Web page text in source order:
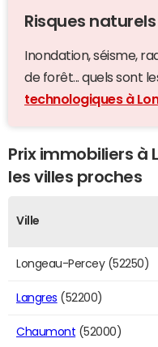
Risques naturels
Inondation, séisme,
de forêt... quels sont
technologiques à
Prix immobiliers à
les villes proches
Ville
Longeau-Percey (52250)
Langres (52200)
Chaumont (52000)